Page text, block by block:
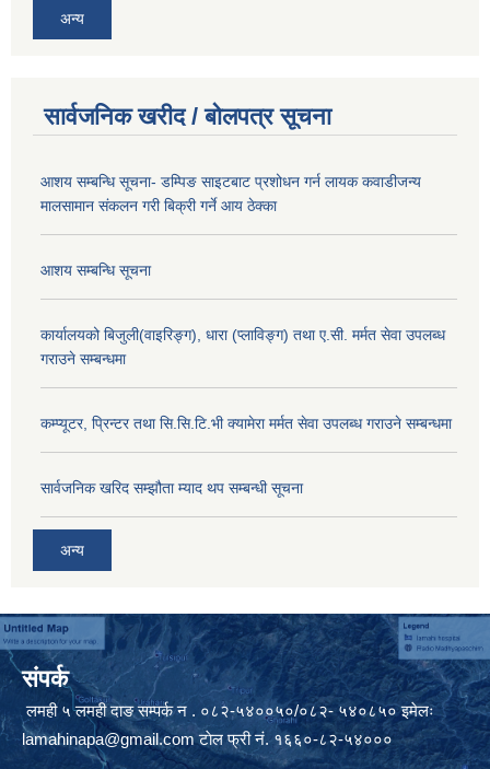
अन्य
सार्वजनिक खरीद / बोलपत्र सूचना
आशय सम्बन्धि सूचना- डम्पिङ साइटबाट प्रशोधन गर्न लायक कवाडीजन्य
मालसामान संकलन गरी बिक्री गर्ने आय ठेक्का
आशय सम्बन्धि सूचना
कार्यालयको बिजुली(वाइरिङ्ग), धारा (प्लाविङ्ग) तथा ए.सी. मर्मत सेवा उपलब्ध
गराउने सम्बन्धमा
कम्प्यूटर, प्रिन्टर तथा सि.सि.टि.भी क्यामेरा मर्मत सेवा उपलब्ध गराउने सम्बन्धमा
सार्वजनिक खरिद सम्झौता म्याद थप सम्बन्धी सूचना
अन्य
संपर्क
लमही ५ लमही दाङ सम्पर्क न . ०८२-५४००५०/०८२- ५४०८५० इमेलः
lamahinapa@gmail.comटाेल फ्री नं. १६६०-८२-५४०००